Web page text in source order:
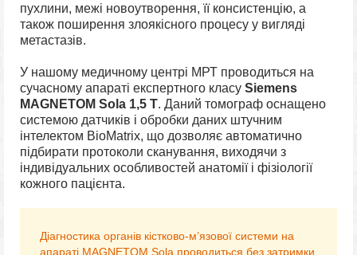
пухлини, межі новоутворення, її консистенцію, а
також поширення злоякісного процесу у вигляді
метастазів.
У нашому медичному центрі МРТ проводиться на
сучасному апараті експертного класу Siemens
MAGNETOM Sola 1,5 Т. ​​Даний томограф оснащено
системою датчиків і обробки даних штучним
інтелектом BioMatrix, що дозволяє автоматично
підбирати протоколи сканування, виходячи з
індивідуальних особливостей анатомії і фізіології
кожного пацієнта.
Діагностика органів кістково-м’язової системи на
апараті MAGNETOM Sola проводиться без затримки